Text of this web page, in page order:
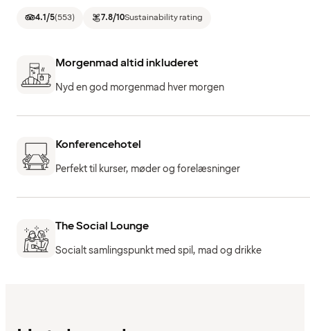
4.1/5(553) 7.8/10Sustainability rating
Morgenmad altid inkluderet
Nyd en god morgenmad hver morgen
Konferencehotel
Perfekt til kurser, møder og forelæsninger
The Social Lounge
Socialt samlingspunkt med spil, mad og drikke